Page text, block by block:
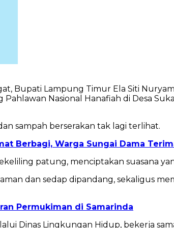
Bupati Lampung Timur Ela Siti
Nasional Hanafiah di Desa
sampah berserakan tak lagi terlihat.
Berbagi, Warga Sungai Dama
patung, menciptakan suasana
dan sedap dipandang, sekaligus
Permukiman di Samarinda
Dinas Lingkungan Hidup, bekerja